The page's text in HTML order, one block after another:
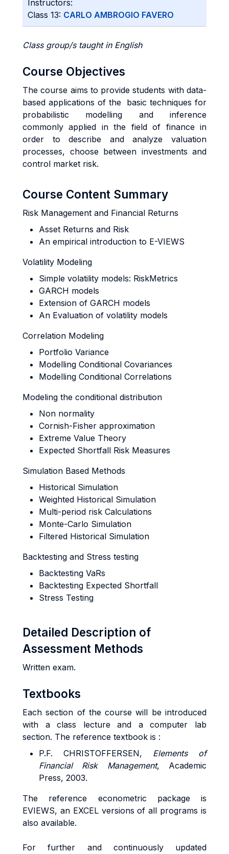
Instructors:
Class 13: CARLO AMBROGIO FAVERO
Class group/s taught in English
Course Objectives
The course aims to provide students with data-
based applications of the basic techniques for
probabilistic modelling and inference
commonly applied in the field of finance in
order to describe and analyze valuation
processes, choose between investments and
control market risk.
Course Content Summary
Risk Management and Financial Returns
Asset Returns and Risk
An empirical introduction to E-VIEWS
Volatility Modeling
Simple volatility models: RiskMetrics
GARCH models
Extension of GARCH models
An Evaluation of volatility models
Correlation Modeling
Portfolio Variance
Modelling Conditional Covariances
Modelling Conditional Correlations
Modeling the conditional distribution
Non normality
Cornish-Fisher approximation
Extreme Value Theory
Expected Shortfall Risk Measures
Simulation Based Methods
Historical Simulation
Weighted Historical Simulation
Multi-period risk Calculations
Monte-Carlo Simulation
Filtered Historical Simulation
Backtesting and Stress testing
Backtesting VaRs
Backtesting Expected Shortfall
Stress Testing
Detailed Description of
Assessment Methods
Written exam.
Textbooks
Each section of the course will be introduced
with a class lecture and a computer lab
section. The reference textbook is :
P.F. CHRISTOFFERSEN, Elements of
Financial Risk Management, Academic
Press, 2003.
The reference econometric package is
EVIEWS, an EXCEL versions of all programs is
also available.
For further and continuously updated